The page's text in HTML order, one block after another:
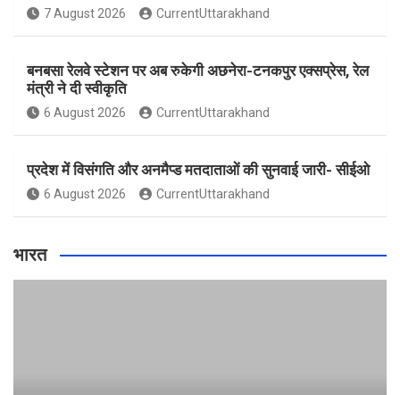
7 August 2026 CurrentUttarakhand
बनबसा रेलवे स्टेशन पर अब रुकेगी अछनेरा-टनकपुर एक्सप्रेस, रेल
मंत्री ने दी स्वीकृति
6 August 2026 CurrentUttarakhand
प्रदेश में विसंगति और अनमैप्ड मतदाताओं की सुनवाई जारी- सीईओ
6 August 2026 CurrentUttarakhand
भारत